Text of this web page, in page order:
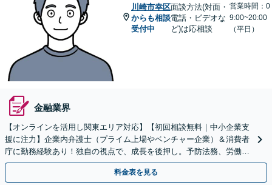
川崎市幸区
からも相談
受付中
面談方法(対面・
電話・ビデオな
ど)は応相談
営業時間：0
9:00~20:00
（平日）
金融業界
【オンラインを活用し関東エリア対応】【初回相談無料｜中小企業支
援に注力】企業内弁護士（プライム上場やベンチャー企業）＆消費者
庁に勤務経験あり！独自の視点で、成長を後押し。予防法務、労働問
題、債権回収、コンプラ、会社設立・事業再編等幅広く対応
料金表を見る